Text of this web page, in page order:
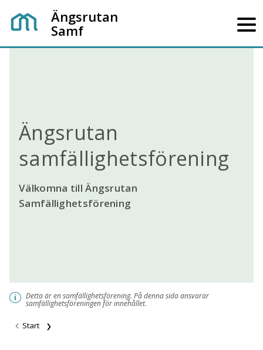
Ängsrutan
Samf
Ängsrutan
samfällighetsförening
Välkomna till Ängsrutan
Samfällighetsförening
i Detta är en samfällighetsförening. På denna sida ansvarar
samfällighetsföreningen för innehållet.
Start